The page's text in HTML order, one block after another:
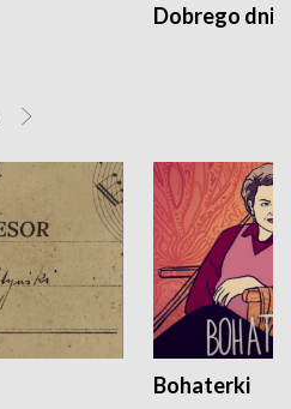
Dobrego dnia
Bohaterki